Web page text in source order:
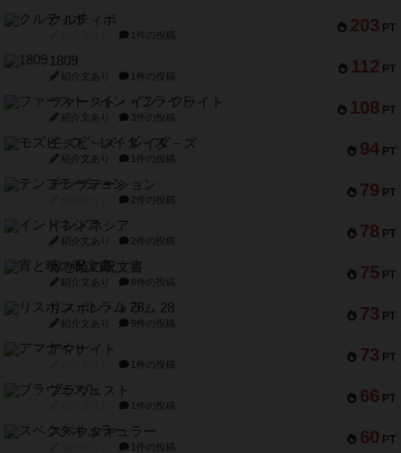
203 PT
クルティボ
1件の投稿
112 PT
1809
紹介文あり 1件の投稿
108 PT
ファースト・イン・フライト
紹介文あり 3件の投稿
94 PT
モズビ－ズ・レイダ－ズ
紹介文あり 1件の投稿
79 PT
テンプテーション
2件の投稿
78 PT
インドネシア
紹介文あり 2件の投稿
75 PT
宵と暁の呪文書
紹介文あり 8件の投稿
73 PT
リスボン・トラム 28
紹介文あり 9件の投稿
73 PT
アマナイト
1件の投稿
66 PT
ブラヴェスト
1件の投稿
60 PT
スペクタキュラー
1件の投稿